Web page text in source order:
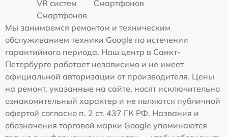
VR систем
Смартфонов
Смартфонов
Мы занимаемся ремонтом и техническим
обслуживанием техники Google по истечении
гарантийного периода. Наш центр в Санкт-
Петербурге работает независимо и не имеет
официальной авторизации от производителя. Цены
на ремонт, указанные на сайте, носят исключительно
ознакомительный характер и не являются публичной
офертой согласно п. 2 ст. 437 ГК РФ. Названия и
обозначения торговой марки Google упоминаются